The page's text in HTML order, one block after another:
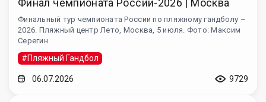
Финал чемпионата России-2026 | Москва
Финальный тур чемпионата России по пляжному гандболу –
2026. Пляжный центр Лето, Москва, 5 июля. Фото: Максим
Серегин
#Пляжный Гандбол
06.07.2026 9729